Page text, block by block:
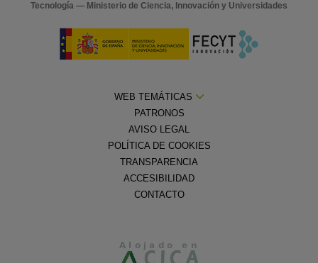
Tecnología — Ministerio de Ciencia, Innovación y Universidades
WEB TEMÁTICAS
PATRONOS
AVISO LEGAL
POLÍTICA DE COOKIES
TRANSPARENCIA
ACCESIBILIDAD
CONTACTO